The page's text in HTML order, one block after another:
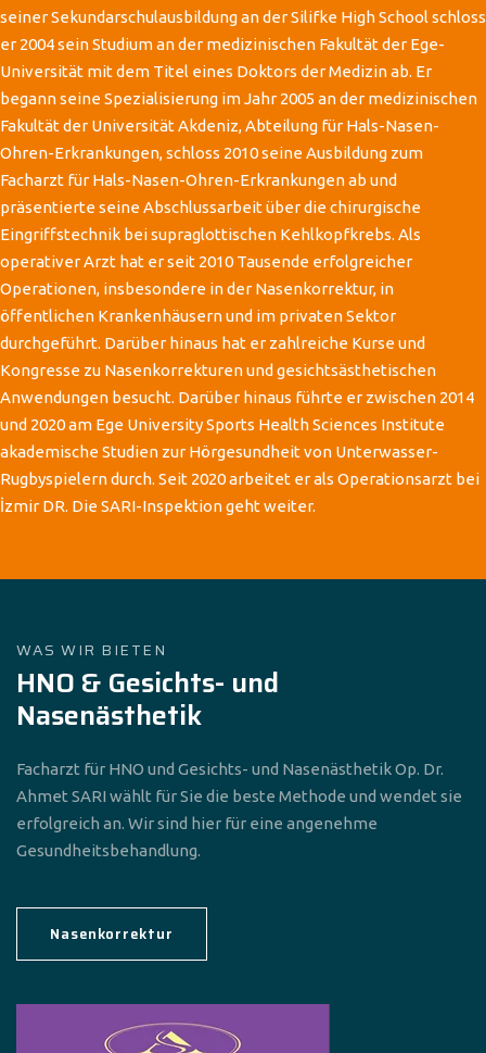
seiner Sekundarschulausbildung an der Silifke High School schloss
er 2004 sein Studium an der medizinischen Fakultät der Ege-
Universität mit dem Titel eines Doktors der Medizin ab. Er
begann seine Spezialisierung im Jahr 2005 an der medizinischen
Fakultät der Universität Akdeniz, Abteilung für Hals-Nasen-
Ohren-Erkrankungen, schloss 2010 seine Ausbildung zum
Facharzt für Hals-Nasen-Ohren-Erkrankungen ab und
präsentierte seine Abschlussarbeit über die chirurgische
Eingriffstechnik bei supraglottischen Kehlkopfkrebs. Als
operativer Arzt hat er seit 2010 Tausende erfolgreicher
Operationen, insbesondere in der Nasenkorrektur, in
öffentlichen Krankenhäusern und im privaten Sektor
durchgeführt. Darüber hinaus hat er zahlreiche Kurse und
Kongresse zu Nasenkorrekturen und gesichtsästhetischen
Anwendungen besucht. Darüber hinaus führte er zwischen 2014
und 2020 am Ege University Sports Health Sciences Institute
akademische Studien zur Hörgesundheit von Unterwasser-
Rugbyspielern durch. Seit 2020 arbeitet er als Operationsarzt bei
İzmir DR. Die SARI-Inspektion geht weiter.
WAS WIR BIETEN
HNO & Gesichts- und
Nasenästhetik
Facharzt für HNO und Gesichts- und Nasenästhetik Op. Dr.
Ahmet SARI wählt für Sie die beste Methode und wendet sie
erfolgreich an. Wir sind hier für eine angenehme
Gesundheitsbehandlung.
Nasenkorrektur